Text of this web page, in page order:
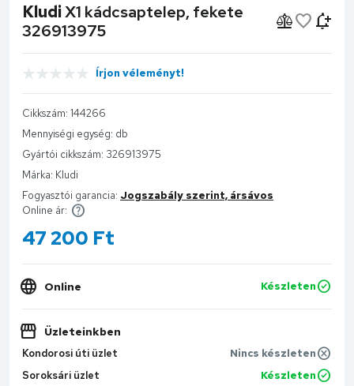
KludiX1 kádcsaptelep, fekete
326913975
Írjon véleményt!
Cikkszám: 144266
Mennyiségi egység: db
Gyártói cikkszám: 326913975
Márka: Kludi
Fogyasztói garancia: Jogszabály szerint, ársávos
Online ár:
47 200 Ft
Online Készleten
Üzleteinkben
Kondorosi úti üzlet
Nincs készleten
Soroksári üzlet
Készleten